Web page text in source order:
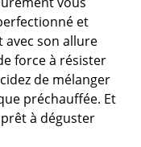
et
avec son allure
force à résister
de mélanger
préchauffée. Et
à déguster